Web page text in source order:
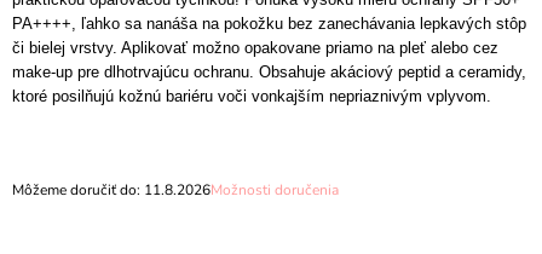
PA++++, ľahko sa nanáša na pokožku bez zanechávania lepkavých stôp
či bielej vrstvy. Aplikovať možno opakovane priamo na pleť alebo cez
make-up pre dlhotrvajúcu ochranu. Obsahuje akáciový peptid a ceramidy,
ktoré posilňujú kožnú bariéru voči vonkajším nepriaznivým vplyvom.
Môžeme doručiť do: 11.8.2026Možnosti doručenia
M
E
CENTELLIAN24
TIME
REVERSE